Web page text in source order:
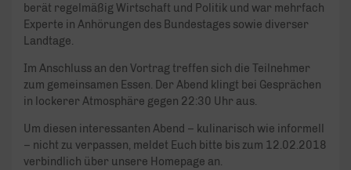
berät regelmäßig Wirtschaft und Politik und war mehrfach
Experte in Anhörungen des Bundestages sowie diverser
Landtage.
Im Anschluss an den Vortrag treffen sich die Teilnehmer
zum gemeinsamen Essen. Der Abend klingt bei Gesprächen
in lockerer Atmosphäre gegen 22:30 Uhr aus.
Um diesen interessanten Abend – kulinarisch wie informell
– nicht zu verpassen, meldet Euch bitte bis zum 12.02.2018
verbindlich über unsere Homepage an.